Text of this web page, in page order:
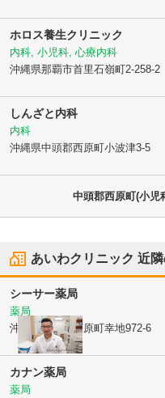
ホロス養生クリニック
内科, 小児科, 心療内科
沖縄県那覇市首里石嶺町2-258-2
しんざと内科
内科
沖縄県中頭郡西原町小波津3-5
中頭郡西原町(小児
あいわクリニック 近
シーサー薬局
薬局
沖縄県中頭郡西原町幸地972-6
カナン薬局
薬局